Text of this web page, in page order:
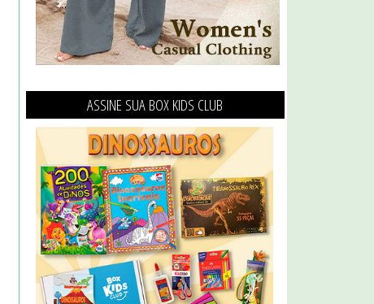
ASSINE SUA BOX KIDS CLUB